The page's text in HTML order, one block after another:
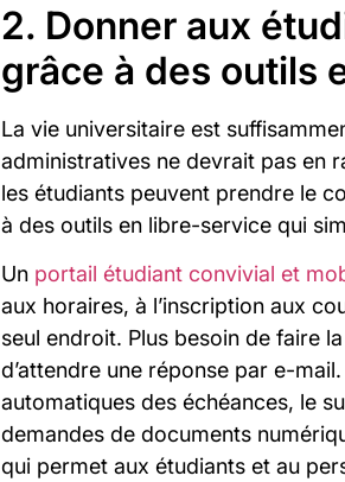
2. Donner aux
grâce à des outils
La vie universitaire est
administratives ne devrait pas en
les étudiants peuvent prendre le
à des outils en libre-service qui
Un portail étudiant convivial et
aux horaires, à l’inscription aux
seul endroit. Plus besoin de faire
d’attendre une réponse par e-
automatiques des échéances, le
demandes de documents
qui permet aux étudiants et au